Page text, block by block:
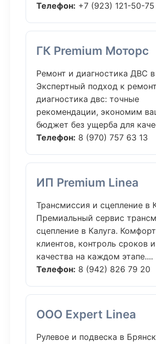
Телефон: +7 (923) 121-50-75
ГК Premium Моторс
Ремонт и диагностика ДВС
Экспертный подход к
диагностика двс: точные
рекомендации, экономим
бюджет без ущерба для
Телефон: 8 (970) 757 63 13
ИП Premium Linea
Трансмиссия и сцепление в
Премиальный сервис
сцепление в Калуга.
клиентов, контроль сроков и
качества на каждом этапе....
Телефон: 8 (942) 826 79 20
ООО Expert Linea
Рулевое и подвеска в Брянск